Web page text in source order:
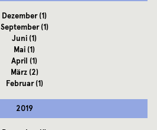
Dezember(1)
September(1)
Juni(1)
Mai(1)
April (1)
März(2)
Februar(1)
2019